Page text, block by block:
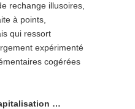
rechange illusoires,
à points,
qui ressort
expérimenté
cogérées
…